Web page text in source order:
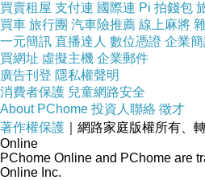
永和是火鍋族的天堂，
四號公園一圈更是形形色色的火鍋
買賣租屋 支付連 國際連 Pi 拍錢包
買車 旅行團 汽車險推薦 線上麻將
一元簡訊 直播達人 數位憑證 企業
買網址 虛擬主機 企業郵件
廣告刊登 隱私權聲明
消費者保護 兒童網路安全
About PChome 投資人聯絡 徵才
著作權保護 ｜網路家庭版權所有、
Online
PChome Online and PChome are
Online Inc.